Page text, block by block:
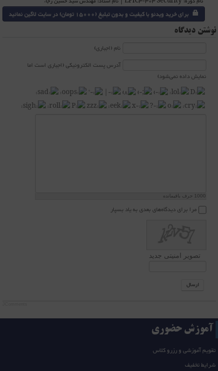
برای خرید ویدئو با کیفیت و بدون تبلیغ (15000 تومان) در سایت لاگین نمائید
نوشتن دیدگاه
نام (اجباری)
آدرس پست الکترونیکی (اجباری است اما
نمایش داده نمی‌شود)
1000 حرف باقیمانده
مرا برای دیدگاه‌های بعدی به یاد بسپار
تصویر امنیتی جدید
ارسال
آموزش حضوری
تقویم آموزشی و رزرو کلاس
شرایط تخفیف